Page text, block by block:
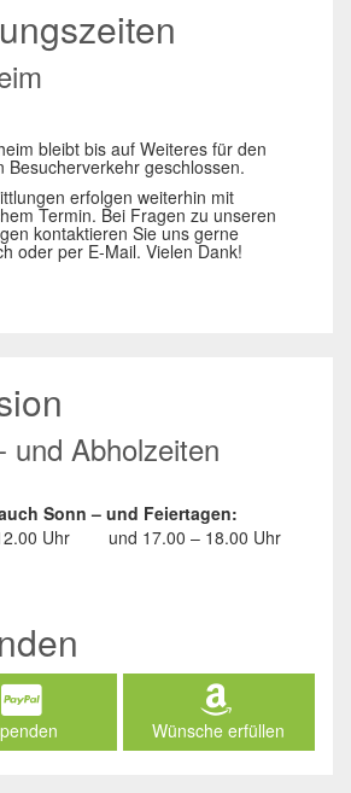
bleibt bis auf Weiteres für den
Besucherverkehr geschlossen.
erfolgen weiterhin mit
Termin. Bei Fragen zu unseren
kontaktieren Sie uns gerne
oder per E-Mail. Vielen Dank!
und Abholzeiten
Sonn – und Feiertagen:
Uhr
und 17.00 – 18.00 Uhr
Wünsche erfüllen